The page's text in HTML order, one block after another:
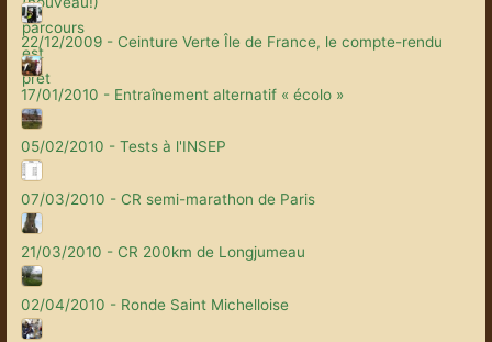
22/12/2009 - Ceinture Verte Île de France, le compte-rendu
17/01/2010 - Entraînement alternatif « écolo »
05/02/2010 - Tests à l'INSEP
07/03/2010 - CR semi-marathon de Paris
21/03/2010 - CR 200km de Longjumeau
02/04/2010 - Ronde Saint Michelloise